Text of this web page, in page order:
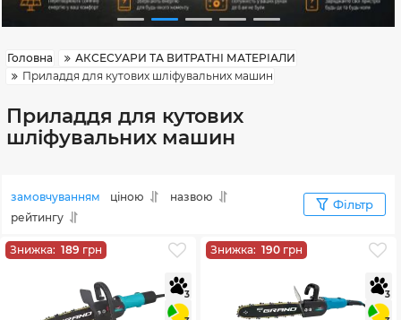
Головна
АКСЕСУАРИ ТА ВИТРАТНІ МАТЕРІАЛИ
Приладдя для кутових шліфувальних машин
Приладдя для кутових
шліфувальних машин
замовчуванням ціною
назвою
рейтингу
Фільтр
Знижка: 189 грн
3
Знижка: 190 грн
3